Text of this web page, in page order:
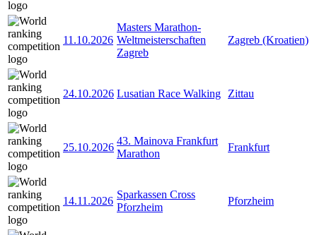
11.10.2026
Masters Marathon-
Weltmeisterschaften
Zagreb
Zagreb (Kroatien)
24.10.2026 Lusatian Race Walking Zittau
25.10.2026
43. Mainova Frankfurt
Marathon
Frankfurt
14.11.2026
Sparkassen Cross
Pforzheim
Pforzheim